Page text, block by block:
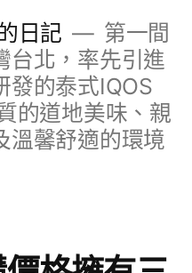
日記
第一間
台北，率先引進
發的泰式IQOS
的道地美味、親
溫馨舒適的環境